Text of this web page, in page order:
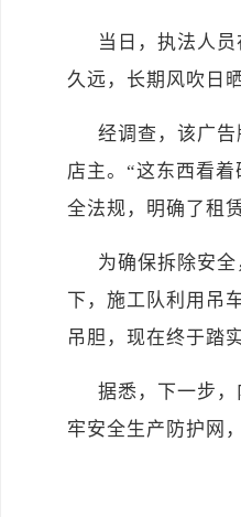
当日，执法人
久远，长期风吹日
经调查，该广
店主。“这东西看
全法规，明确了租
为确保拆除安
下，施工队利用吊
吊胆，现在终于踏
据悉，下一步
牢安全生产防护网